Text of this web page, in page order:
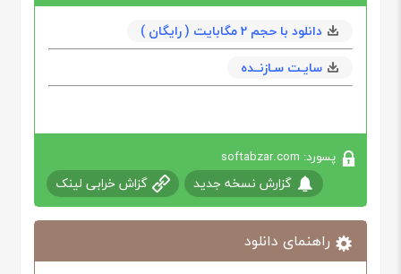
دانلود با حجم 2 مگابايت ( رایگان )
سایـت سـازنــده
پسورد: softabzar.com
گزارش نسخه جدید گزاش خرابی لینک
راهنمای دانلود